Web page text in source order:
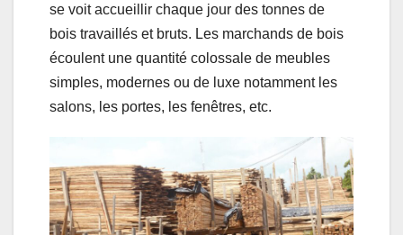
se voit accueillir chaque jour des tonnes de
bois travaillés et bruts. Les marchands de bois
écoulent une quantité colossale de meubles
simples, modernes ou de luxe notamment les
salons, les portes, les fenêtres, etc.